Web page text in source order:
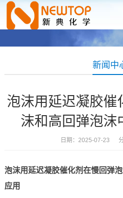
新闻中
泡沫用延迟凝胶催
沫和高回弹泡沫
日期：2025-07-23 分
泡沫用延迟凝胶催化剂在慢回弹
应用